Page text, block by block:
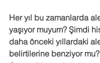
Her yıl bu zamanlarda
yaşıyor muyum? Şimdi
daha önceki yıllardaki
belirtilerine benziyor mu?